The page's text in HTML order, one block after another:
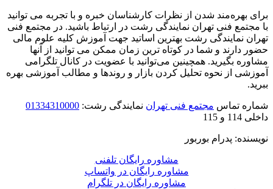
برای بهره‌مند شدن از نظرات کارشناسان خبره و با تجربه می ‌توانید
با مجتمع فنی تهران نمایندگی رشت در ارتباط باشید. در مجتمع فنی
تهران نمایندگی رشت بهترین اساتید جهت آموزش کلیه علوم مالی
حضور دارند و شما در کوتاه ترین زمان ممکن می توانید از آنها
مشاوره بگیرید. همچینین می‌توانید با عضویت در کانال تلگرامی
آموزشی از نحوه تحلیل کردن بازار و روندها و مطالب آموزشی بهره
ببرید.
شماره تماس مجتمع فنی تهران نمایندگی رشت: 01334310000
داخلی 114 و 115
نویسنده: پدرام بوربور
مشاوره رایگان تلفنی
مشاوره رایگان در واتساپ
مشاوره رایگان در تلگرام